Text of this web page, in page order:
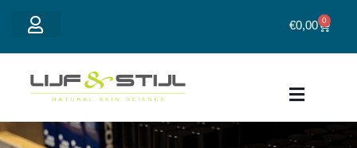
€0,00 0